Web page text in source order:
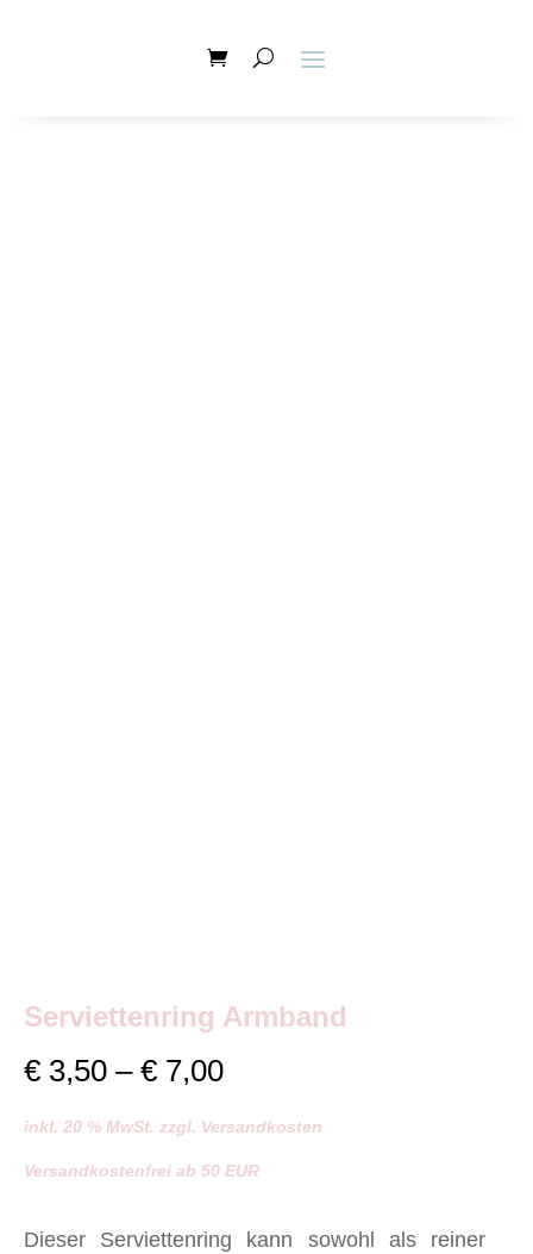
Serviettenring Armband
€ 3,50 – € 7,00Preisspanne:
bis
€ 7,00
inkl. 20 % MwSt. zzgl. Versandkosten
Versandkostenfrei ab 50 EUR
Dieser Serviettenring kann sowohl als reiner